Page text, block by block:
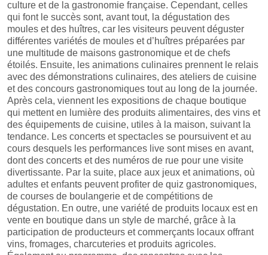
culture et de la gastronomie française. Cependant, celles
qui font le succès sont, avant tout, la dégustation des
moules et des huîtres, car les visiteurs peuvent déguster
différentes variétés de moules et d’huîtres préparées par
une multitude de maisons gastronomique et de chefs
étoilés. Ensuite, les animations culinaires prennent le relais
avec des démonstrations culinaires, des ateliers de cuisine
et des concours gastronomiques tout au long de la journée.
Après cela, viennent les expositions de chaque boutique
qui mettent en lumière des produits alimentaires, des vins et
des équipements de cuisine, utiles à la maison, suivant la
tendance. Les concerts et spectacles se poursuivent et au
cours desquels les performances live sont mises en avant,
dont des concerts et des numéros de rue pour une visite
divertissante. Par la suite, place aux jeux et animations, où
adultes et enfants peuvent profiter de quiz gastronomiques,
de courses de boulangerie et de compétitions de
dégustation. En outre, une variété de produits locaux est en
vente en boutique dans un style de marché, grâce à la
participation de producteurs et commerçants locaux offrant
vins, fromages, charcuteries et produits agricoles.